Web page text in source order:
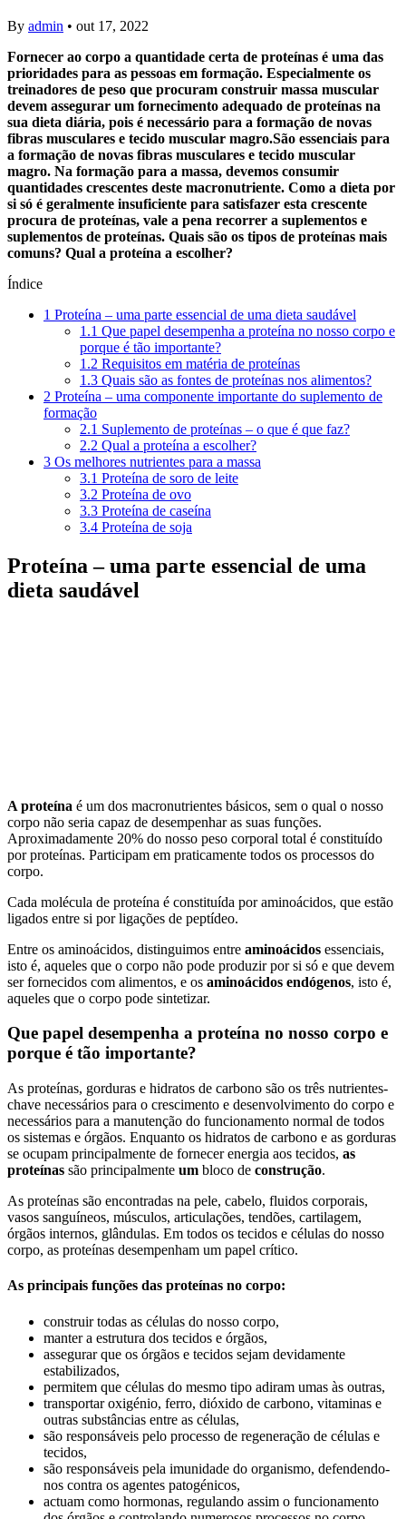
By admin • out 17, 2022
Fornecer ao corpo a quantidade certa de proteínas é uma das
prioridades para as pessoas em formação. Especialmente os
treinadores de peso que procuram construir massa muscular
devem assegurar um fornecimento adequado de proteínas na
sua dieta diária, pois é necessário para a formação de novas
fibras musculares e tecido muscular magro.São essenciais para
a formação de novas fibras musculares e tecido muscular
magro. Na formação para a massa, devemos consumir
quantidades crescentes deste macronutriente. Como a dieta por
si só é geralmente insuficiente para satisfazer esta crescente
procura de proteínas, vale a pena recorrer a suplementos e
suplementos de proteínas. Quais são os tipos de proteínas mais
comuns? Qual a proteína a escolher?
Índice
1 Proteína – uma parte essencial de uma dieta saudável
1.1 Que papel desempenha a proteína no nosso corpo e
porque é tão importante?
1.2 Requisitos em matéria de proteínas
1.3 Quais são as fontes de proteínas nos alimentos?
2 Proteína – uma componente importante do suplemento de
formação
2.1 Suplemento de proteínas – o que é que faz?
2.2 Qual a proteína a escolher?
3 Os melhores nutrientes para a massa
3.1 Proteína de soro de leite
3.2 Proteína de ovo
3.3 Proteína de caseína
3.4 Proteína de soja
Proteína – uma parte essencial de uma
dieta saudável
A proteína é um dos macronutrientes básicos, sem o qual o nosso
corpo não seria capaz de desempenhar as suas funções.
Aproximadamente 20% do nosso peso corporal total é constituído
por proteínas. Participam em praticamente todos os processos do
corpo.
Cada molécula de proteína é constituída por aminoácidos, que estão
ligados entre si por ligações de peptídeo.
Entre os aminoácidos, distinguimos entre aminoácidos essenciais,
isto é, aqueles que o corpo não pode produzir por si só e que devem
ser fornecidos com alimentos, e os aminoácidos endógenos, isto é,
aqueles que o corpo pode sintetizar.
Que papel desempenha a proteína no nosso corpo e
porque é tão importante?
As proteínas, gorduras e hidratos de carbono são os três nutrientes-
chave necessários para o crescimento e desenvolvimento do corpo e
necessários para a manutenção do funcionamento normal de todos
os sistemas e órgãos. Enquanto os hidratos de carbono e as gorduras
se ocupam principalmente de fornecer energia aos tecidos, as
proteínas são principalmente um bloco de construção.
As proteínas são encontradas na pele, cabelo, fluidos corporais,
vasos sanguíneos, músculos, articulações, tendões, cartilagem,
órgãos internos, glândulas. Em todos os tecidos e células do nosso
corpo, as proteínas desempenham um papel crítico.
As principais funções das proteínas no corpo:
construir todas as células do nosso corpo,
manter a estrutura dos tecidos e órgãos,
assegurar que os órgãos e tecidos sejam devidamente
estabilizados,
permitem que células do mesmo tipo adiram umas às outras,
transportar oxigénio, ferro, dióxido de carbono, vitaminas e
outras substâncias entre as células,
são responsáveis pelo processo de regeneração de células e
tecidos,
são responsáveis pela imunidade do organismo, defendendo-
nos contra os agentes patogénicos,
actuam como hormonas, regulando assim o funcionamento